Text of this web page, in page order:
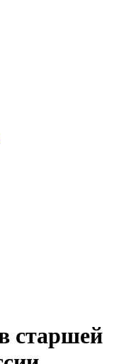
старшей